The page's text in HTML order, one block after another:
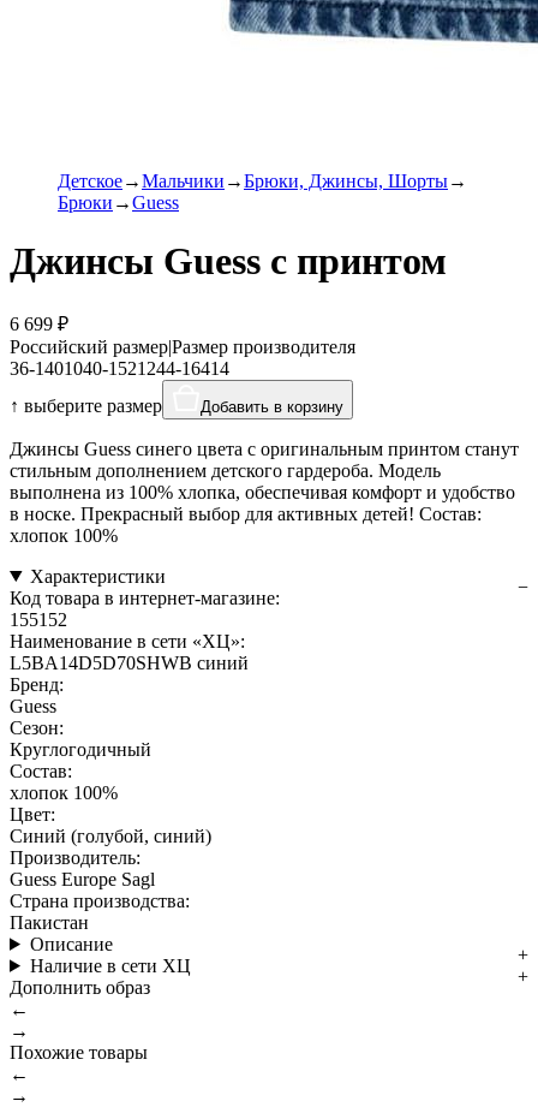
Детское Мальчики
Брюки, Джинсы, Шорты
Брюки
Guess
Джинсы Guess с принтом
6 699 ₽
Российский размер|Размер производителя
36-1401040-1521244-16414
↑ выберите размер
Добавить в корзину
Джинсы Guess синего цвета с оригинальным принтом станут
стильным дополнением детского гардероба. Модель
выполнена из 100% хлопка, обеспечивая комфорт и удобство
в носке. Прекрасный выбор для активных детей! Состав:
хлопок 100%
Характеристики
Код товара в интернет-магазине:
155152
Наименование в сети «ХЦ»:
L5BA14D5D70SHWB синий
Бренд:
Guess
Сезон:
Круглогодичный
Состав:
хлопок 100%
Цвет:
Синий (голубой, синий)
Производитель:
Guess Europe Sagl
Страна производства:
Пакистан
Описание
Наличие в сети ХЦ
Дополнить образ
←
→
Похожие товары
←
→